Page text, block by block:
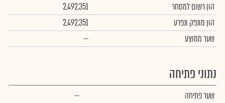
הון רשום למסחר
2,492,351
הון מונפק ונפרע
2,492,351
שער ממוצע
--
נתוני פתיחה
שער פתיחה
--